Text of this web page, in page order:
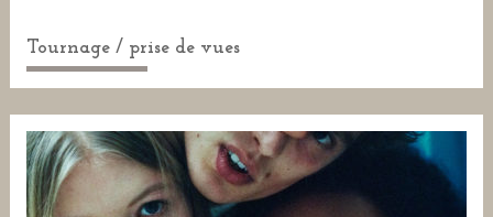
Tournage / prise de vues